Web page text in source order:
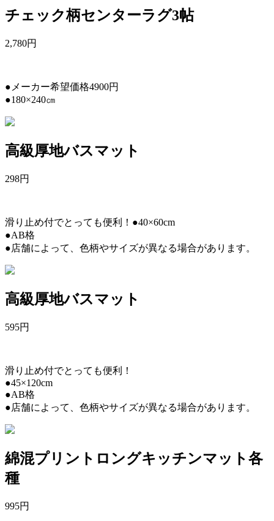
チェック柄センターラグ3帖
2,780円
●メーカー希望価格4900円
●180×240㎝
高級厚地バスマット
298円
滑り止め付でとっても便利！●40×60cm
●AB格
●店舗によって、色柄やサイズが異なる場合があります。
高級厚地バスマット
595円
滑り止め付でとっても便利！
●45×120cm
●AB格
●店舗によって、色柄やサイズが異なる場合があります。
綿混プリントロングキッチンマット各
種
995円